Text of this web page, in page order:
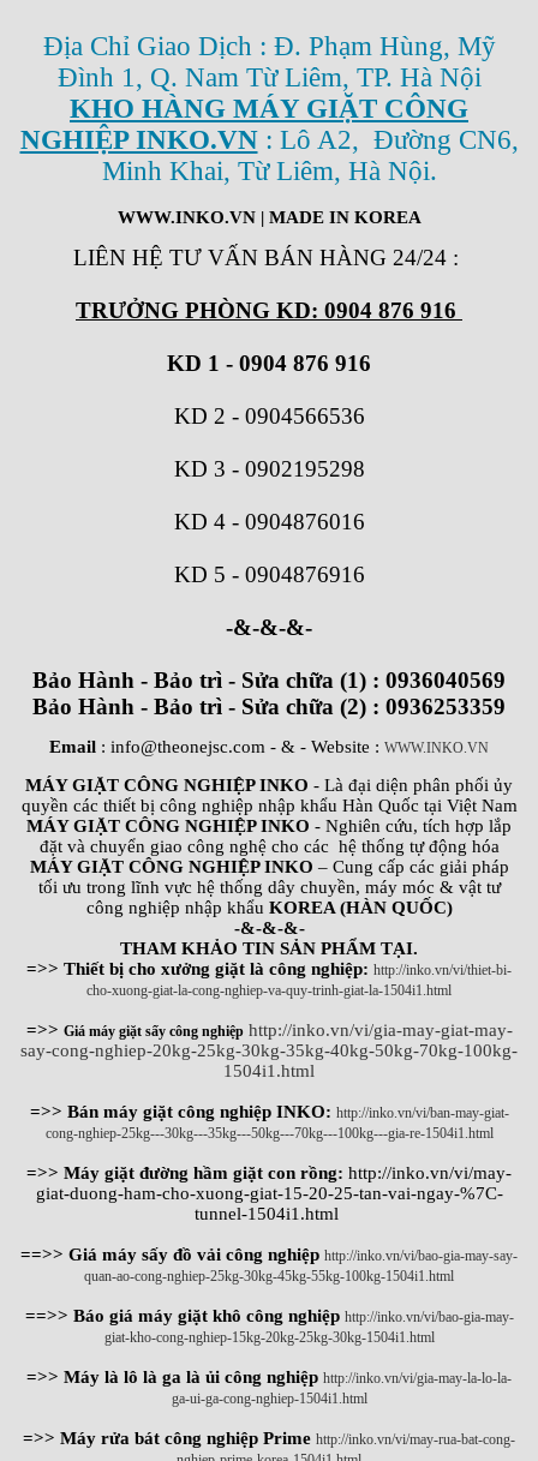
Địa Chỉ Giao Dịch : Đ. Phạm Hùng, Mỹ
Đình 1, Q. Nam Từ Liêm, TP. Hà Nội
KHO HÀNG MÁY GIẶT CÔNG
NGHIỆP INKO.VN: Lô A2, Đường CN6,
Minh Khai, Từ Liêm, Hà Nội.
WWW.INKO.VN| MADE IN KOREA
LIÊN HỆ TƯ VẤN BÁN HÀNG 24/24 :
TRƯỞNG PHÒNG KD: 0904 876 916
KD 1 - 0904 876 916
KD 2 - 0904566536
KD 3 - 0902195298
KD 4 - 0904876016
KD 5 - 0904876916
-&-&-&-
Bảo Hành - Bảo trì - Sửa chữa (1) : 0936040569
Bảo Hành - Bảo trì - Sửa chữa (2) : 0936253359
Email : info@theonejsc.com - & - Website : WWW.INKO.VN
MÁY GIẶT CÔNG NGHIỆP INKO - Là đại diện phân phối ủy
quyền các thiết bị công nghiệp nhập khẩu Hàn Quốc tại Việt Nam
MÁY GIẶT CÔNG NGHIỆP INKO - Nghiên cứu, tích hợp lắp
đặt và chuyển giao công nghệ cho các hệ thống tự động hóa
MÁY GIẶT CÔNG NGHIỆP INKO – Cung cấp các giải pháp
tối ưu trong lĩnh vực hệ thống dây chuyền, máy móc & vật tư
công nghiệp nhập khẩu KOREA (HÀN QUỐC)
-&-&-&-
THAM KHẢO TIN SẢN PHẨM TẠI.
=>> Thiết bị cho xưởng giặt là công nghiệp: http://inko.vn/vi/thiet-bi-
cho-xuong-giat-la-cong-nghiep-va-quy-trinh-giat-la-1504i1.html
=>> Giá máy giặt sấy công nghiệp http://inko.vn/vi/gia-may-giat-may-
say-cong-nghiep-20kg-25kg-30kg-35kg-40kg-50kg-70kg-100kg-
1504i1.html
=>> Bán máy giặt công nghiệp INKO: http://inko.vn/vi/ban-may-giat-
cong-nghiep-25kg---30kg---35kg---50kg---70kg---100kg---gia-re-1504i1.html
=>> Máy giặt đường hầm giặt con rồng: http://inko.vn/vi/may-
giat-duong-ham-cho-xuong-giat-15-20-25-tan-vai-ngay-%7C-
tunnel-1504i1.html
==>> Giá máy sấy đồ vải công nghiệp http://inko.vn/vi/bao-gia-may-say-
quan-ao-cong-nghiep-25kg-30kg-45kg-55kg-100kg-1504i1.html
==>> Báo giá máy giặt khô công nghiệp http://inko.vn/vi/bao-gia-may-
giat-kho-cong-nghiep-15kg-20kg-25kg-30kg-1504i1.html
=>> Máy là lô là ga là ủi công nghiệp http://inko.vn/vi/gia-may-la-lo-la-
ga-ui-ga-cong-nghiep-1504i1.html
=>> Máy rửa bát công nghiệp Prime http://inko.vn/vi/may-rua-bat-cong-